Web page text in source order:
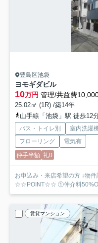
豊島区池袋
ヨモギダビル
10万円 管理/共益費
25.02㎡ (1R) /築14年
山手線「池袋」駅 徒歩12
バス・トイレ別 室内洗濯
フローリング
電気有
仲手半額 礼0
お申込み・来店希望の方 ↓物
☆☆POINT☆☆ ①仲介料
賃貸マンション